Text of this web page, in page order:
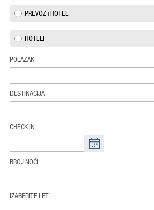
PREVOZ+HOTEL
HOTELI
POLAZAK
DESTINACIJA
CHECK IN
BROJ NOĆI
IZABERITE LET